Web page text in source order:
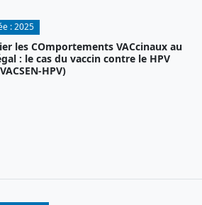
:2025
les COmportements VACcinaux au
: le cas du vaccin contre le HPV
HPV)